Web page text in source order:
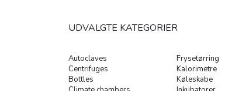
Autoclaves
Centrifuges
Bottles
Frysetørring
Kalorimetre
Køleskabe
UDVALGTE KATEGORIER